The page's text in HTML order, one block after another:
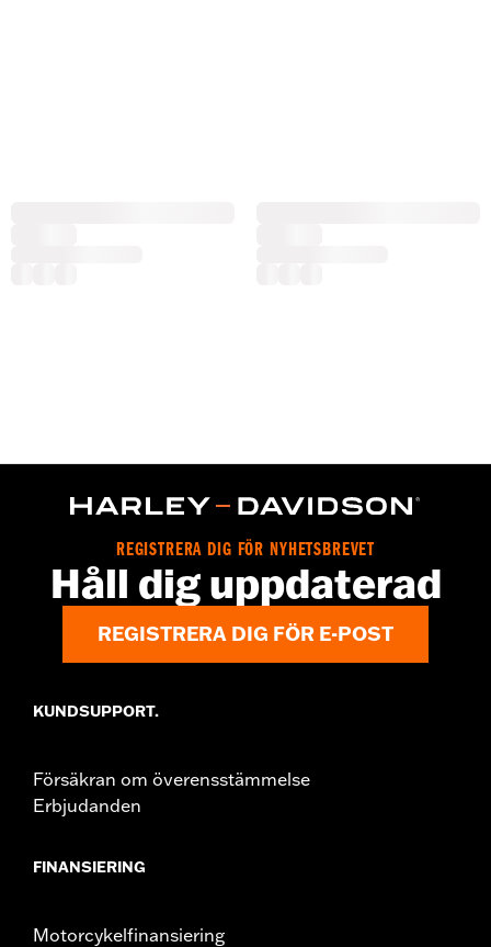
REGISTRERA DIG FÖR NYHETSBREVET
Håll dig uppdaterad
REGISTRERA DIG FÖR E-POST
KUNDSUPPORT.
Försäkran om överensstämmelse
Erbjudanden
FINANSIERING
Motorcykelfinansiering